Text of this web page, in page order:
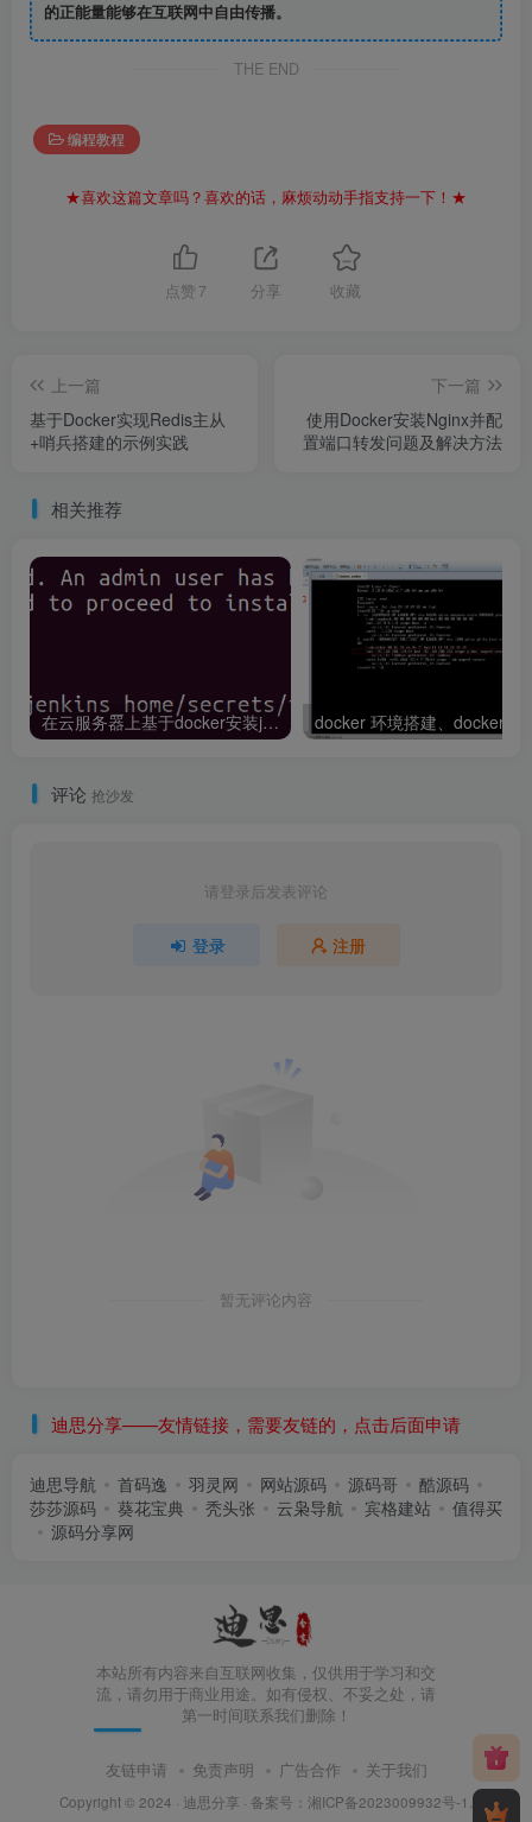
的正能量能够在互联网中自由传播。
THE END
编程教程
★喜欢这篇文章吗？喜欢的话，麻烦动动手指支持一下！★
点赞 7 分享 收藏
上一篇
基于Docker实现Redis主从
+哨兵搭建的示例实践
下一篇
使用Docker安装Nginx并配
置端口转发问题及解决方法
相关推荐
在云服务器上基于docker安装jenkins的实现步骤
评论 抢沙发
请登录后发表评论
登录 注册
暂无评论内容
迪思分享——友情链接，需要友链的，点击后面申请
迪思导航 首码逸 羽灵网 网站源码 源码哥
酷源码
莎莎源码
葵花宝典 秃头张 云枭导航 宾格建站
值得买
源码分享网
本站所有内容来自互联网收集，仅供用于学习和交
流，请勿用于商业用途。如有侵权、不妥之处，请
第一时间联系我们删除！
友链申请 免责声明 广告合作 关于我们
Copyright © 2024 · 迪思分享 · 备案号： 湘ICP备2023009932号-1